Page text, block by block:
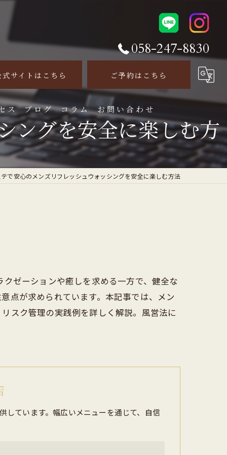
058-247-8830
式サイトはこちら ご予約はこちら
ス ブログ コラム お問い合わせ
ングを安全に楽しむ方
で安心のメンズリフレッシュウォッシングを安全に楽しむ方法
ゼーションや癒しを求める一方で、健全な
点が求められています。本記事では、メン
スク管理の実践例を詳しく解説。風営法に
しています。幅広いメニューを通じて、自信